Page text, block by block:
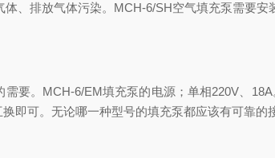
、排放气体污染。MCH-6/SH空气填充泵需要
要。MCH-6/EM填充泵的电源；单相220V、
即可。无论哪一种型号的填充泵都应该有可靠的